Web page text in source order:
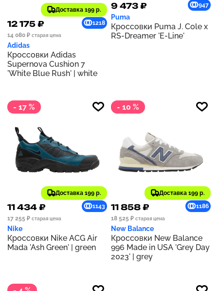
Доставка 199 р.
12 175 ₽
1218
14 080 ₽ старая цена
Adidas
Кроссовки Adidas
Supernova Cushion 7
'White Blue Rush' | white
9 473 ₽ 947
Puma
Кроссовки Puma J. Cole x
RS-Dreamer 'E-Line'
- 17 %
Доставка 199 р.
11 434 ₽
1143
17 255 ₽ старая цена
Nike
Кроссовки Nike ACG Air
Mada 'Ash Green' | green
- 10 %
Доставка 199 р.
11 858 ₽
1186
18 525 ₽ старая цена
New Balance
Кроссовки New Balance
996 Made in USA 'Grey Day
2023' | grey